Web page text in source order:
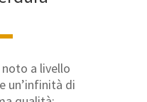
noto a livello
un’infinità di